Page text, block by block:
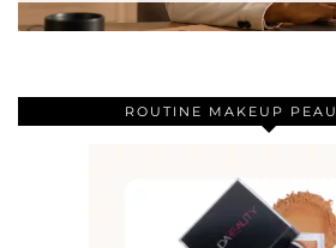
ROUTINE MAKEUP